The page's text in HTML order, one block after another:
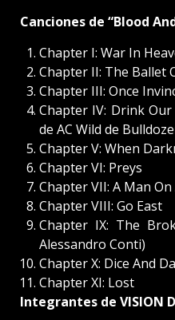
Canciones de “Blood
Chapter I: War In
Chapter II: The Ballet
Chapter III: Once
Chapter IV: Drink
de AC Wild de
Chapter V: When
Chapter VI: Preys
Chapter VII: A Man
Chapter VIII: Go East
Chapter IX: The
Alessandro Conti)
Chapter X: Dice And
Chapter XI: Lost
Integrantes de VISION